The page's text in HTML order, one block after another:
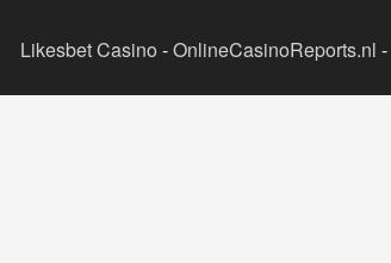
Likesbet Casino -OnlineCasinoReports.nl -